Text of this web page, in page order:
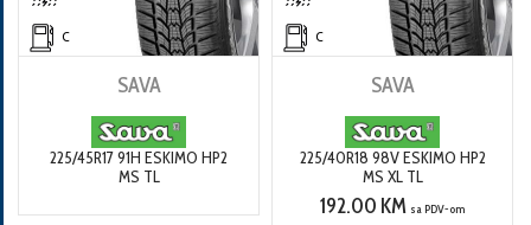
C
SAVA
225/45R17 91H ESKIMO HP2
MS TL
C
SAVA
225/40R18 98V ESKIMO HP2
MS XL TL
192.00 KM sa PDV-om